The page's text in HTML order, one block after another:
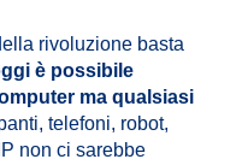
rivoluzione basta
è possibile
ma qualsiasi
telefoni, robot,
non ci sarebbe